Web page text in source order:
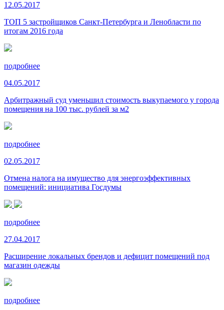
12.05.2017
ТОП 5 застройщиков Санкт-Петербурга и Ленобласти по
итогам 2016 года
подробнее
04.05.2017
Арбитражный суд уменьшил стоимость выкупаемого у города
помещения на 100 тыс. рублей за м2
подробнее
02.05.2017
Отмена налога на имущество для энергоэффективных
помещений: инициатива Госдумы
подробнее
27.04.2017
Расширение локальных брендов и дефицит помещений под
магазин одежды
подробнее